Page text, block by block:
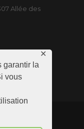
garantir la
vous
✕
Allée des